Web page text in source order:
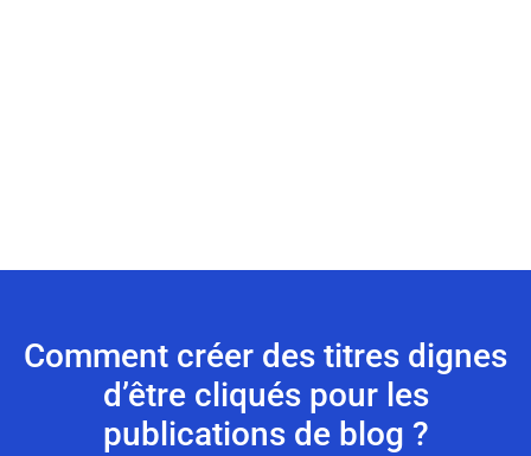
Comment créer des titres dignes
d’être cliqués pour les
publications de blog ?